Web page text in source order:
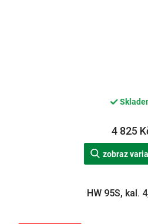
4 825
zobraz
HW 95S, kal.